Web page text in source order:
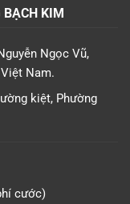
BẠCH KIM
Ngọc Vũ,
Nam.
kiệt, Phường
cước)